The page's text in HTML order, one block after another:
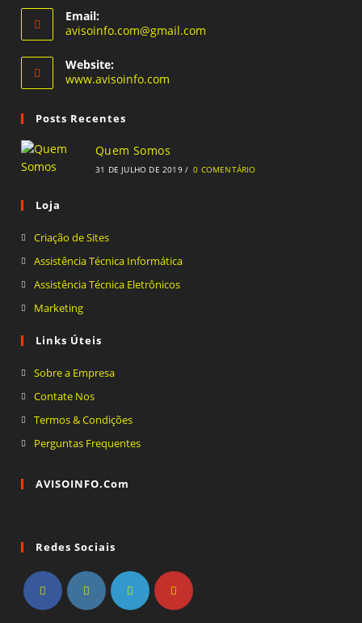
aplicativo
em
seu
aplicativo
Email:
avisoinfo.com@gmail.com
Website:
www.avisoinfo.com
Posts Recentes
Quem Somos
31 DE JULHO DE 2019 / 0 COMENTÁRIO
Loja
Criação de SitesAbre
em
uma
Assistência Técnica InformáticaAbre
Assistência Técnica EletrônicosAbre
MarketingAbre
uma
nova
Links Úteis
Sobre a Empresa
Contate Nos
Termos & Condições
Perguntas Frequentes
AVISOINFO.com
Redes Sociais